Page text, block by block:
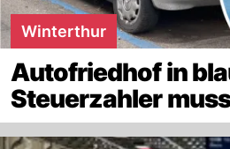
Winterthur
Autofriedhof in
Steuerzahler